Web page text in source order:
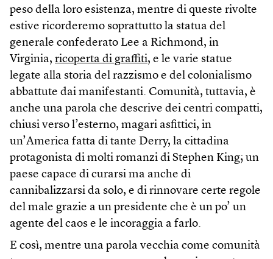
peso della loro esistenza, mentre di queste rivolte
estive ricorderemo soprattutto la statua del
generale confederato Lee a Richmond, in
Virginia, ricoperta di graffiti, e le varie statue
legate alla storia del razzismo e del colonialismo
abbattute dai manifestanti. Comunità, tuttavia, è
anche una parola che descrive dei centri compatti,
chiusi verso l’esterno, magari asfittici, in
un’America fatta di tante Derry, la cittadina
protagonista di molti romanzi di Stephen King; un
paese capace di curarsi ma anche di
cannibalizzarsi da solo, e di rinnovare certe regole
del male grazie a un presidente che è un po’ un
agente del caos e le incoraggia a farlo.
E così, mentre una parola vecchia come comunità